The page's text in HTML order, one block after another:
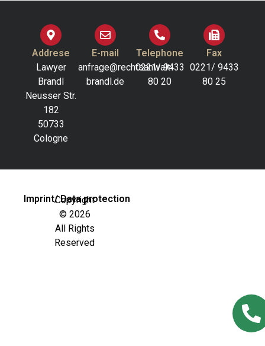
Addrese
Lawyer
Brandl
Neusser Str.
182
50733
Cologne
E-mail
anfrage@rechtsanwalt-
brandl.de
Telephone
0221/ 9433
80 20
Fax
0221/ 9433
80 25
Imprint/ Data protection
Copyright
© 2026
All Rights
Reserved